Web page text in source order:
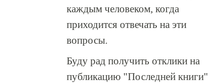
каждым человеком, когда
приходится отвечать на эти
вопросы.
Буду рад получить отклики на
публикацию "Последней книги"